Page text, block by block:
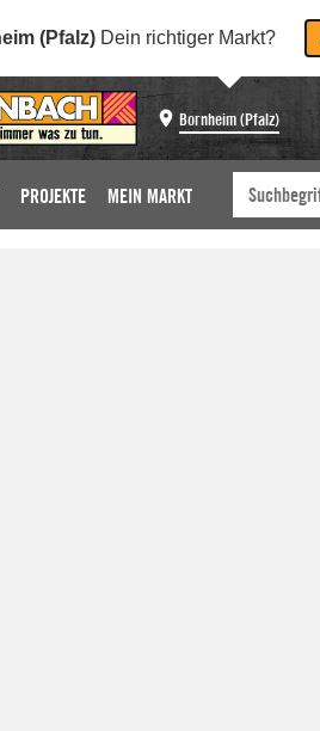
(Pfalz) Dein richtiger Markt?
Bornheim (Pfalz)
PROJEKTE MEIN MARKT